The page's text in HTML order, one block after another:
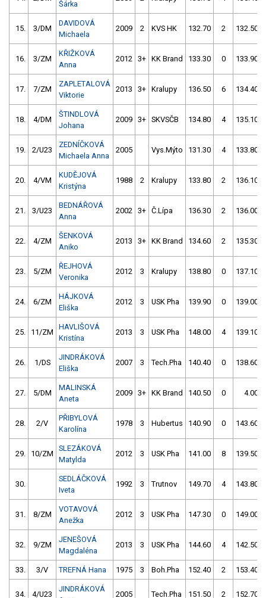
Šárka
15. 3/DM
DAVIDOVÁ
Michaela
2009 2 KVS HK 132.70 2 132.50
16. 3/ZM
KŘIŽKOVÁ
Anna
2012 3+ KK Brand 133.30 0 133.90
17. 7/ZM
ZAPLETALOVÁ
Viktorie
2013 3+ Kralupy 136.50 6 134.40
18. 4/DM
ŠTINDLOVÁ
Johana
2009 3+ SKVSČB 134.80 4 135.10
19. 2/U23
ZEDNÍČKOVÁ
Michaela Anna
2005 Vys.Mýto 131.30 4 133.80
20. 4/VM
KUDĚJOVÁ
Kristýna
1988 2 Kralupy 133.80 2 136.10
21. 3/U23
BEDNÁŘOVÁ
Anna
2002 3+ Č.Lípa 136.30 2 136.00
22. 4/ZM
ŠENKOVÁ
Aniko
2013 3+ KK Brand 134.60 2 135.30
23. 5/ZM
ŘEJHOVÁ
Veronika
2012 3 Kralupy 138.80 0 137.10
24. 6/ZM
HÁJKOVÁ
Eliška
2012 3 USK Pha 139.90 0 139.00
25. 11/ZM
HAVLIŠOVÁ
Kristína
2013 3 USK Pha 148.00 4 139.10
26. 1/DS
JINDRÁKOVÁ
Eliška
2007 3 Tech.Pha 140.40 0 138.60
27. 5/DM
MALINSKÁ
Aneta
2009 3+ KK Brand 140.50 0 4.00
28. 2/V
PŘIBYLOVÁ
Karolína
1978 3 Hubertus 140.90 0 143.60
29. 10/ZM
SLEZÁKOVÁ
Matylda
2012 3 USK Pha 141.00 8 139.50
30.
SEDLÁČKOVÁ
Iveta
1992 3 Trutnov 149.70 4 143.80
31. 8/ZM
VOTAVOVÁ
Anežka
2012 3 USK Pha 147.30 0 149.00
32. 9/ZM
JENEŠOVÁ
Magdaléna
2013 3 USK Pha 144.60 4 142.50
33. 3/V TREFNÁ Hana 1975 3 Boh.Pha 152.40 2 153.40
34. 4/U23
JINDRÁKOVÁ
2005 Tech.Pha 151.50 2 152.70